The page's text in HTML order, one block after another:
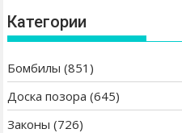
Категории
Бомбилы (851)
Доска позора (645)
Законы (726)